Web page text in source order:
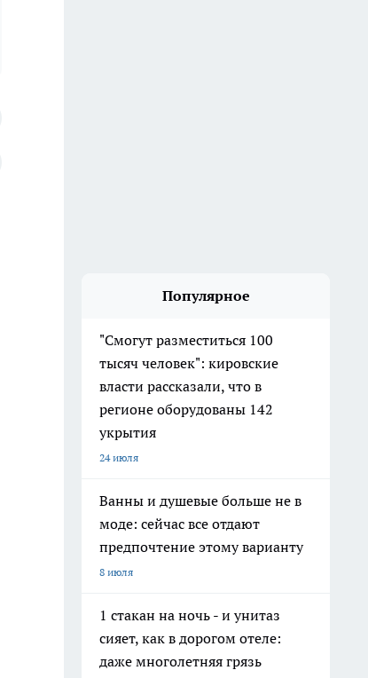
Популярное
"Смогут разместиться 100
тысяч человек": кировские
власти рассказали, что в
регионе оборудованы 142
укрытия
24 июля
Ванны и душевые больше не в
моде: сейчас все отдают
предпочтение этому варианту
8 июля
1 стакан на ночь - и унитаз
сияет, как в дорогом отеле:
даже многолетняя грязь